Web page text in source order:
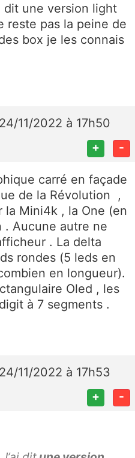
dit une version light
pas la peine de
box je les connais
11/2022 à 17h50
+ -
carré en façade
de la Révolution ,
la Mini4k , la One (en
Aucune autre ne
. La delta
rondes (5 leds en
en longueur).
Oled , les
à 7 segments .
11/2022 à 17h53
+ -